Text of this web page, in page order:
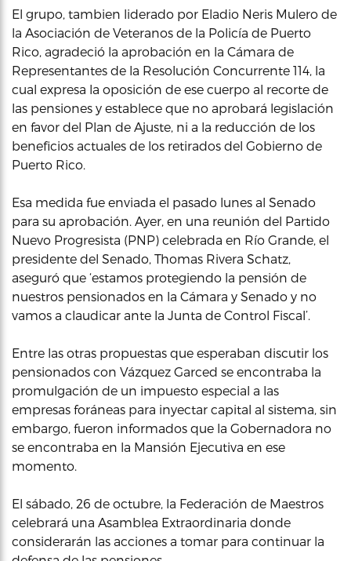
El grupo, tambien liderado por Eladio Neris Mulero de
la Asociación de Veteranos de la Policía de Puerto
Rico, agradeció la aprobación en la Cámara de
Representantes de la Resolución Concurrente 114, la
cual expresa la oposición de ese cuerpo al recorte de
las pensiones y establece que no aprobará legislación
en favor del Plan de Ajuste, ni a la reducción de los
beneficios actuales de los retirados del Gobierno de
Puerto Rico.
Esa medida fue enviada el pasado lunes al Senado
para su aprobación. Ayer, en una reunión del Partido
Nuevo Progresista (PNP) celebrada en Río Grande, el
presidente del Senado, Thomas Rivera Schatz,
aseguró que ‘estamos protegiendo la pensión de
nuestros pensionados en la Cámara y Senado y no
vamos a claudicar ante la Junta de Control Fiscal’.
Entre las otras propuestas que esperaban discutir los
pensionados con Vázquez Garced se encontraba la
promulgación de un impuesto especial a las
empresas foráneas para inyectar capital al sistema, sin
embargo, fueron informados que la Gobernadora no
se encontraba en la Mansión Ejecutiva en ese
momento.
El sábado, 26 de octubre, la Federación de Maestros
celebrará una Asamblea Extraordinaria donde
considerarán las acciones a tomar para continuar la